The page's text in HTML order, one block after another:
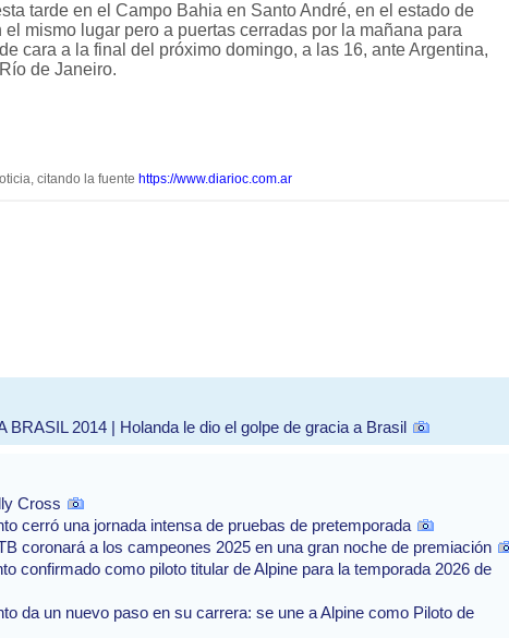
tarde en el Campo Bahia en Santo André, en el estado de
mismo lugar pero a puertas cerradas por la mañana para
cara a la final del próximo domingo, a las 16, ante Argentina,
de Janeiro.
citando la fuente https://www.diarioc.com.ar
BRASIL 2014 | Holanda le dio el golpe de gracia a Brasil
Cross
cerró una jornada intensa de pruebas de pretemporada
coronará a los campeones 2025 en una gran noche de premiación
confirmado como piloto titular de Alpine para la temporada 2026 de
da un nuevo paso en su carrera: se une a Alpine como Piloto de